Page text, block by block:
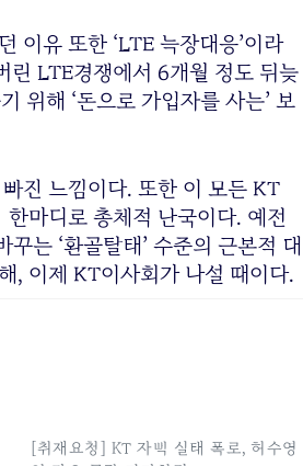
이유 또한 ‘LTE 늑장대응’이라
린 LTE경쟁에서 6개월 정도 뒤늦
위해 ‘돈으로 가입자를 사는’ 보
진 느낌이다. 또한 이 모든 KT
마디로 총체적 난국이다. 예전
는 ‘환골탈태’ 수준의 근본적 대
, 이제 KT이사회가 나설 때이다.
[취재요청] KT 자뻑 실태 폭로, 허수영